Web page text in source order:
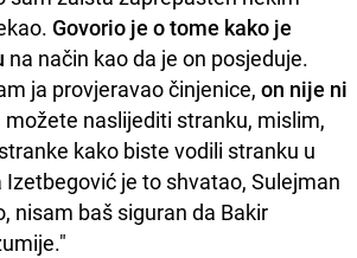
Govorio je o tome kako je
na način kao da je on posjeduje.
ja provjeravao činjenice, on nije ni
možete naslijediti stranku, mislim,
kako biste vodili stranku u
Izetbegović je to shvatao, Sulejman
nisam baš siguran da Bakir